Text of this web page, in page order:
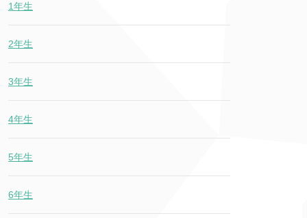
1年生
2年生
3年生
4年生
5年生
6年生